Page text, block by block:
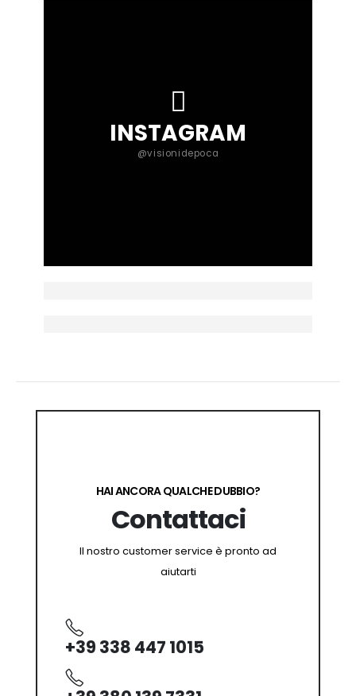
INSTAGRAM
@visionidepoca
+39 338 447 1015
HAI ANCORA QUALCHE DUBBIO?
Contattaci
Il nostro customer service è pronto ad
aiutarti